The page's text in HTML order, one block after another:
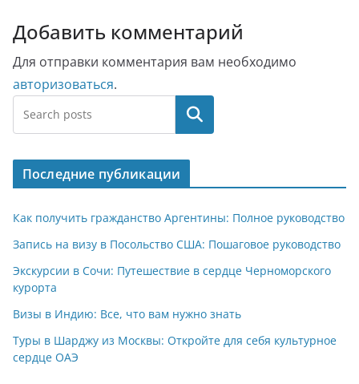
Добавить комментарий
Для отправки комментария вам необходимо
авторизоваться.
Поиск
Последние публикации
Как получить гражданство Аргентины: Полное руководство
Запись на визу в Посольство США: Пошаговое руководство
Экскурсии в Сочи: Путешествие в сердце Черноморского
курорта
Визы в Индию: Все, что вам нужно знать
Туры в Шарджу из Москвы: Откройте для себя культурное
сердце ОАЭ